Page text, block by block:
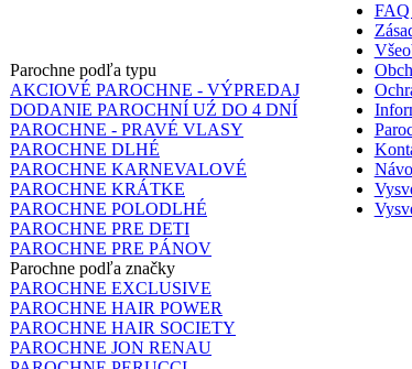
Parochne podľa typu
AKCIOVÉ PAROCHNE - VÝPREDAJ
DODANIE PAROCHNÍ UŹ DO 4 DNÍ
PAROCHNE - PRAVÉ VLASY
PAROCHNE DLHÉ
PAROCHNE KARNEVALOVÉ
PAROCHNE KRÁTKE
PAROCHNE POLODLHÉ
PAROCHNE PRE DETI
PAROCHNE PRE PÁNOV
Parochne podľa značky
PAROCHNE EXCLUSIVE
PAROCHNE HAIR POWER
PAROCHNE HAIR SOCIETY
PAROCHNE JON RENAU
FAQ